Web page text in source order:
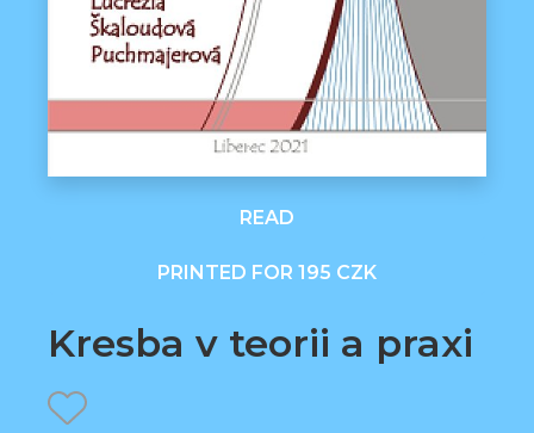
READ
PRINTED FOR 195 CZK
Kresba v teorii a praxi